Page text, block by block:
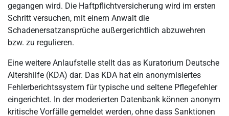
gegangen wird. Die Haftpflichtversicherung wird im ersten
Schritt versuchen, mit einem Anwalt die
Schadenersatzansprüche außergerichtlich abzuwehren
bzw. zu regulieren.
Eine weitere Anlaufstelle stellt das as Kuratorium Deutsche
Altershilfe (KDA) dar. Das KDA hat ein anonymisiertes
Fehlerberichtssystem für typische und seltene Pflegefehler
eingerichtet. In der moderierten Datenbank können anonym
kritische Vorfälle gemeldet werden, ohne dass Sanktionen